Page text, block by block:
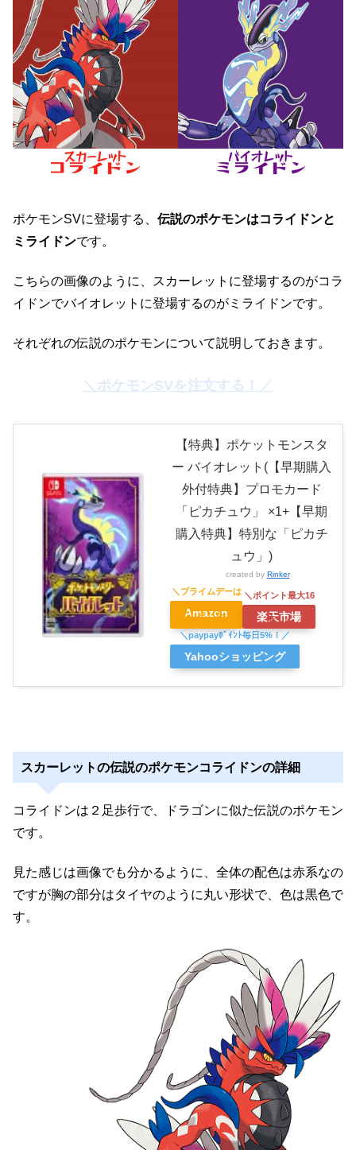
ポケモンSVに登場する、 伝説のポケモンはコライドンと
ミライドンです。
こちらの画像のように、スカーレットに登場するのがコラ
イドンでバイオレットに登場するのがミライドンです。
それぞれの伝説のポケモンについて説明しておきます。
＼ポケモンSVを注文する！／
【特典】ポケットモンスタ
ー バイオレット(【早期購入
外付特典】プロモカード
「ピカチュウ」 ×1+【早期
購入特典】特別な「ピカチ
ュウ」)
created by Rinker
Amazon 楽天市場
Yahooショッピング
スカーレットの伝説のポケモンコライドンの詳細
コライドンは２足歩行で、ドラゴンに似た伝説のポケモン
です。
見た感じは画像でも分かるように、全体の配色は赤系なの
ですが胸の部分はタイヤのように丸い形状で、色は黒色で
す。